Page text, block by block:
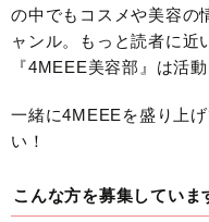
の中でもコスメや美容の
ャンル。もっと読者に近
『4MEEE美容部』は活
一緒に4MEEEを盛り上
い！
こんな方を募集していま